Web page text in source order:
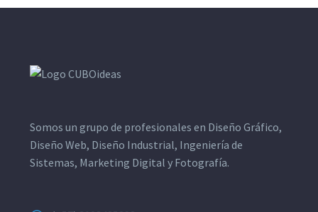
Somos un grupo de profesionales en Diseño Gráfico,
Diseño Web, Diseño Industrial, Ingeniería de
Sistemas, Marketing Digital y Fotografía.